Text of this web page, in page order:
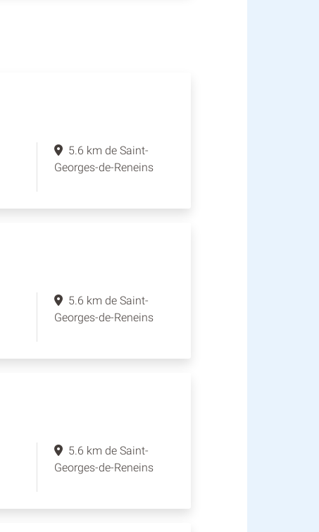
5.6 km de Saint-
Georges-de-Reneins
5.6 km de Saint-
Georges-de-Reneins
5.6 km de Saint-
Georges-de-Reneins